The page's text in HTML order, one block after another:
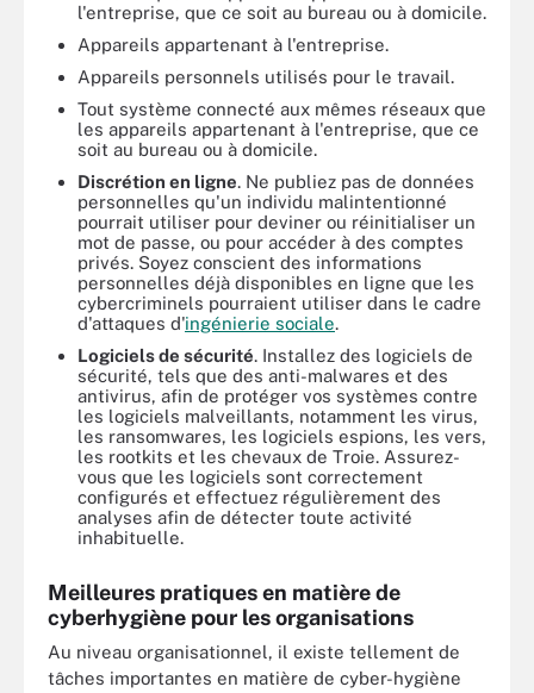
l'entreprise, que ce soit au bureau ou à domicile.
Appareils appartenant à l'entreprise.
Appareils personnels utilisés pour le travail.
Tout système connecté aux mêmes réseaux que
les appareils appartenant à l'entreprise, que ce
soit au bureau ou à domicile.
Discrétion en ligne. Ne publiez pas de données
personnelles qu'un individu malintentionné
pourrait utiliser pour deviner ou réinitialiser un
mot de passe, ou pour accéder à des comptes
privés. Soyez conscient des informations
personnelles déjà disponibles en ligne que les
cybercriminels pourraient utiliser dans le cadre
d'attaques d'ingénierie sociale.
Logiciels de sécurité. Installez des logiciels de
sécurité, tels que des anti-malwares et des
antivirus, afin de protéger vos systèmes contre
les logiciels malveillants, notamment les virus,
les ransomwares, les logiciels espions, les vers,
les rootkits et les chevaux de Troie. Assurez-
vous que les logiciels sont correctement
configurés et effectuez régulièrement des
analyses afin de détecter toute activité
inhabituelle.
Meilleures pratiques en matière de
cyberhygiène pour les organisations
Au niveau organisationnel, il existe tellement de
tâches importantes en matière de cyber-hygiène